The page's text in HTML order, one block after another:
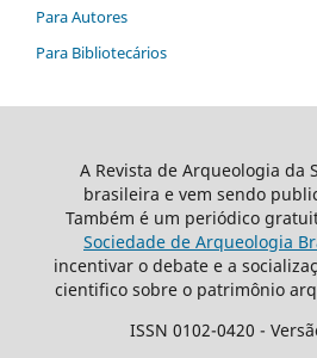
Para Autores
Para Bibliotecários
A Revista de Arqueologia da
brasileira e vem sendo
Também é um periódico
Sociedade de Arqueologia
incentivar o debate e a
cientifico sobre o patrimônio
ISSN 0102-0420 -